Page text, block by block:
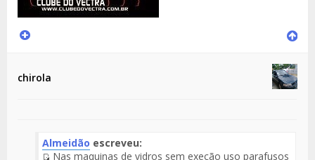
chirola
Almeidão escreveu:
Nas maquinas de vidros sem exeção uso parafusos